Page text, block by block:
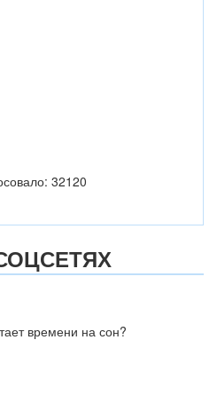
32120